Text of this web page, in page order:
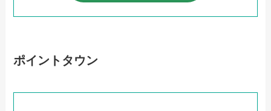
ポイントタウン